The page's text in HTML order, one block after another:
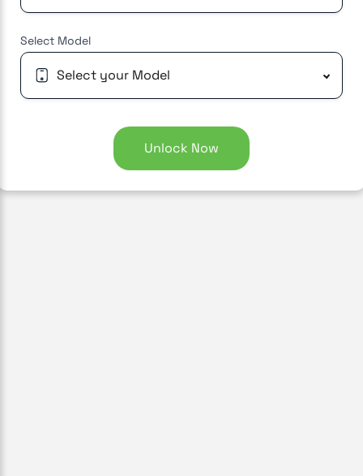
Select Model
Select your Model
Unlock Now